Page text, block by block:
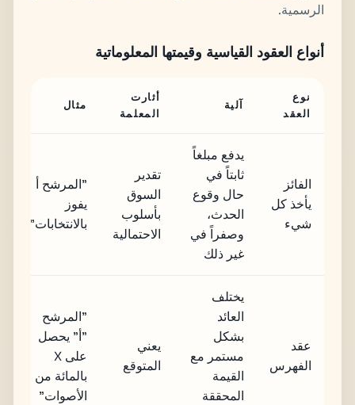
الرسمية.
أنواع العقود القياسية وقيمتها المعلوماتية
نوع
العقد
آلية
أثارت
المعلمة
مثال
الفائز
يأخذ كل
شيء
يدفع مبلغاً
ثابتاً في
حال وقوع
الحدث،
وصفراً في
غير ذلك
تقدير
السوق
بأسلوب
الاحتمالية
"المرشح أ
يفوز
بالانتخابات"
عقد
الفهرس
يختلف
العائد
بشكل
مستمر مع
القيمة
المحققة
يعني
المتوقع
"المرشح
"أ" يحصل
على X
بالمائة من
الأصوات"